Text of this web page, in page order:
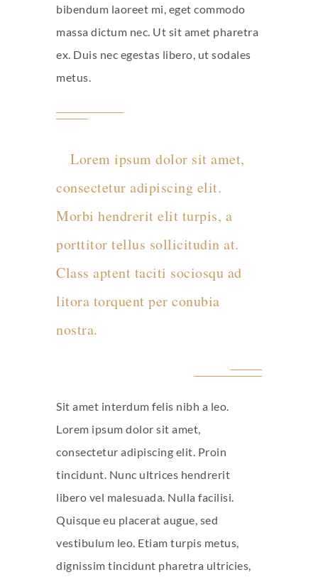
bibendum laoreet mi, eget commodo
massa dictum nec. Ut sit amet pharetra
ex. Duis nec egestas libero, ut sodales
metus.
Lorem ipsum dolor sit amet,
consectetur adipiscing elit.
Morbi hendrerit elit turpis, a
porttitor tellus sollicitudin at.
Class aptent taciti sociosqu ad
litora torquent per conubia
nostra.
Sit amet interdum felis nibh a leo.
Lorem ipsum dolor sit amet,
consectetur adipiscing elit. Proin
tincidunt. Nunc ultrices hendrerit
libero vel malesuada. Nulla facilisi.
Quisque eu placerat augue, sed
vestibulum leo. Etiam turpis metus,
dignissim tincidunt pharetra ultricies,